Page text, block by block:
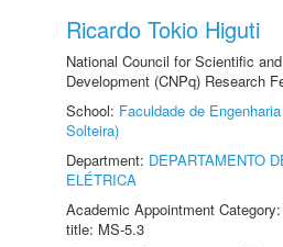
Ricardo Tokio Higuti
National Council for Scientific
Development (CNPq) Research
School: Faculdade de
Solteira)
Department: DEPARTAMENTO
ELÉTRICA
Academic Appointment
title: MS-5.3